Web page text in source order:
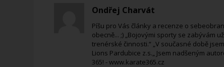
Ondřej Charvát
Píšu pro Vás články a recenze o
obecně... ;) „Bojovými sporty se zabývám
trenérské činnosti.“ „V současné době
Lions Pardubice z.s.„ Jsem nadšeným
365! - www.karate365.cz